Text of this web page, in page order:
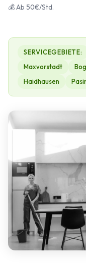
💰 Ab 50€/Std.
SERVICEGEBIETE:
Maxvorstadt
Haidhausen